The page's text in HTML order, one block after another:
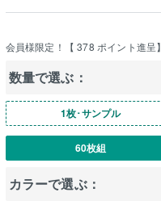
会員様限定！【 378 ポイント進呈】
数量で選ぶ：
1枚･サンプル
60枚組
カラーで選ぶ：